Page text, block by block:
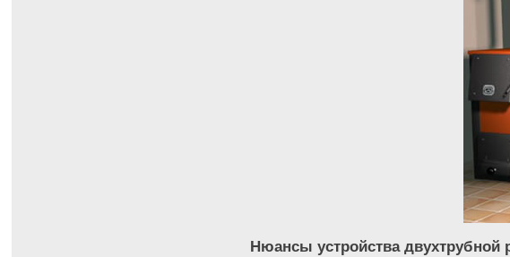
Нюансы устройства двухтрубной